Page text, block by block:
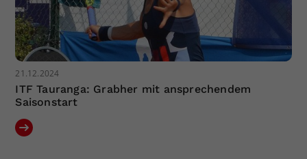
21.12.2024
ITF Tauranga: Grabher mit ansprechendem
Saisonstart